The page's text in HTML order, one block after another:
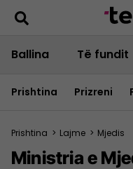
Ballina Të fundit
Prishtina Prizreni
Prishtina > Lajme > Mjedis
Ministria e